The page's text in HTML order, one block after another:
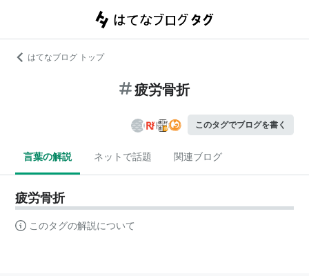
はてなブログ トップ
疲労骨折
このタグでブログを書く
言葉の解説 ネットで話題 関連ブログ
疲労骨折
このタグの解説について